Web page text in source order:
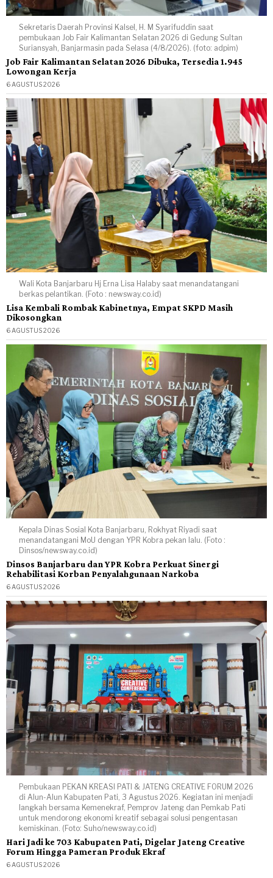
Sekretaris Daerah Provinsi Kalsel, H. M Syarifuddin saat
pembukaan Job Fair Kalimantan Selatan 2026 di Gedung Sultan
Suriansyah, Banjarmasin pada Selasa (4/8/2026). (foto: adpim)
Job Fair Kalimantan Selatan 2026 Dibuka, Tersedia 1.945
Lowongan Kerja
6 AGUSTUS 2026
Wali Kota Banjarbaru Hj Erna Lisa Halaby saat menandatangani
berkas pelantikan. (Foto : newsway.co.id)
Lisa Kembali Rombak Kabinetnya, Empat SKPD Masih
Dikosongkan
6 AGUSTUS 2026
Kepala Dinas Sosial Kota Banjarbaru, Rokhyat Riyadi saat
menandatangani MoU dengan YPR Kobra pekan lalu. (Foto :
Dinsos/newsway.co.id)
Dinsos Banjarbaru dan YPR Kobra Perkuat Sinergi
Rehabilitasi Korban Penyalahgunaan Narkoba
6 AGUSTUS 2026
Pembukaan PEKAN KREASI PATI & JATENG CREATIVE FORUM 2026
di Alun-Alun Kabupaten Pati, 3 Agustus 2026. Kegiatan ini menjadi
langkah bersama Kemenekraf, Pemprov Jateng dan Pemkab Pati
untuk mendorong ekonomi kreatif sebagai solusi pengentasan
kemiskinan. (Foto: Suho/newsway.co.id)
Hari Jadi ke 703 Kabupaten Pati, Digelar Jateng Creative
Forum Hingga Pameran Produk Ekraf
6 AGUSTUS 2026